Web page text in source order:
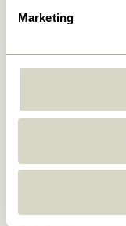
Marketing